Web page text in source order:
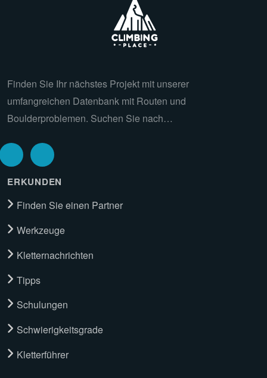
Finden Sie Ihr nächstes Projekt mit unserer
umfangreichen Datenbank mit Routen und
Boulderproblemen. Suchen Sie nach…
ERKUNDEN
Finden Sie einen Partner
Werkzeuge
Kletternachrichten
Tipps
Schulungen
Schwierigkeitsgrade
Kletterführer